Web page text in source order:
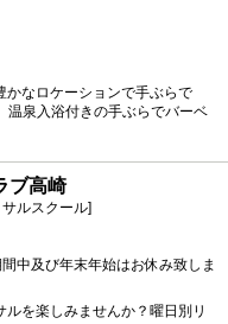
かなロケーションで手ぶらで
温泉入浴付きの手ぶらでバーベ
ブ高崎
ルスクール]
及び年末年始はお休み致しま
を楽しみませんか？曜日別リ